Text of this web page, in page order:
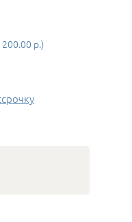
200.00 р.)